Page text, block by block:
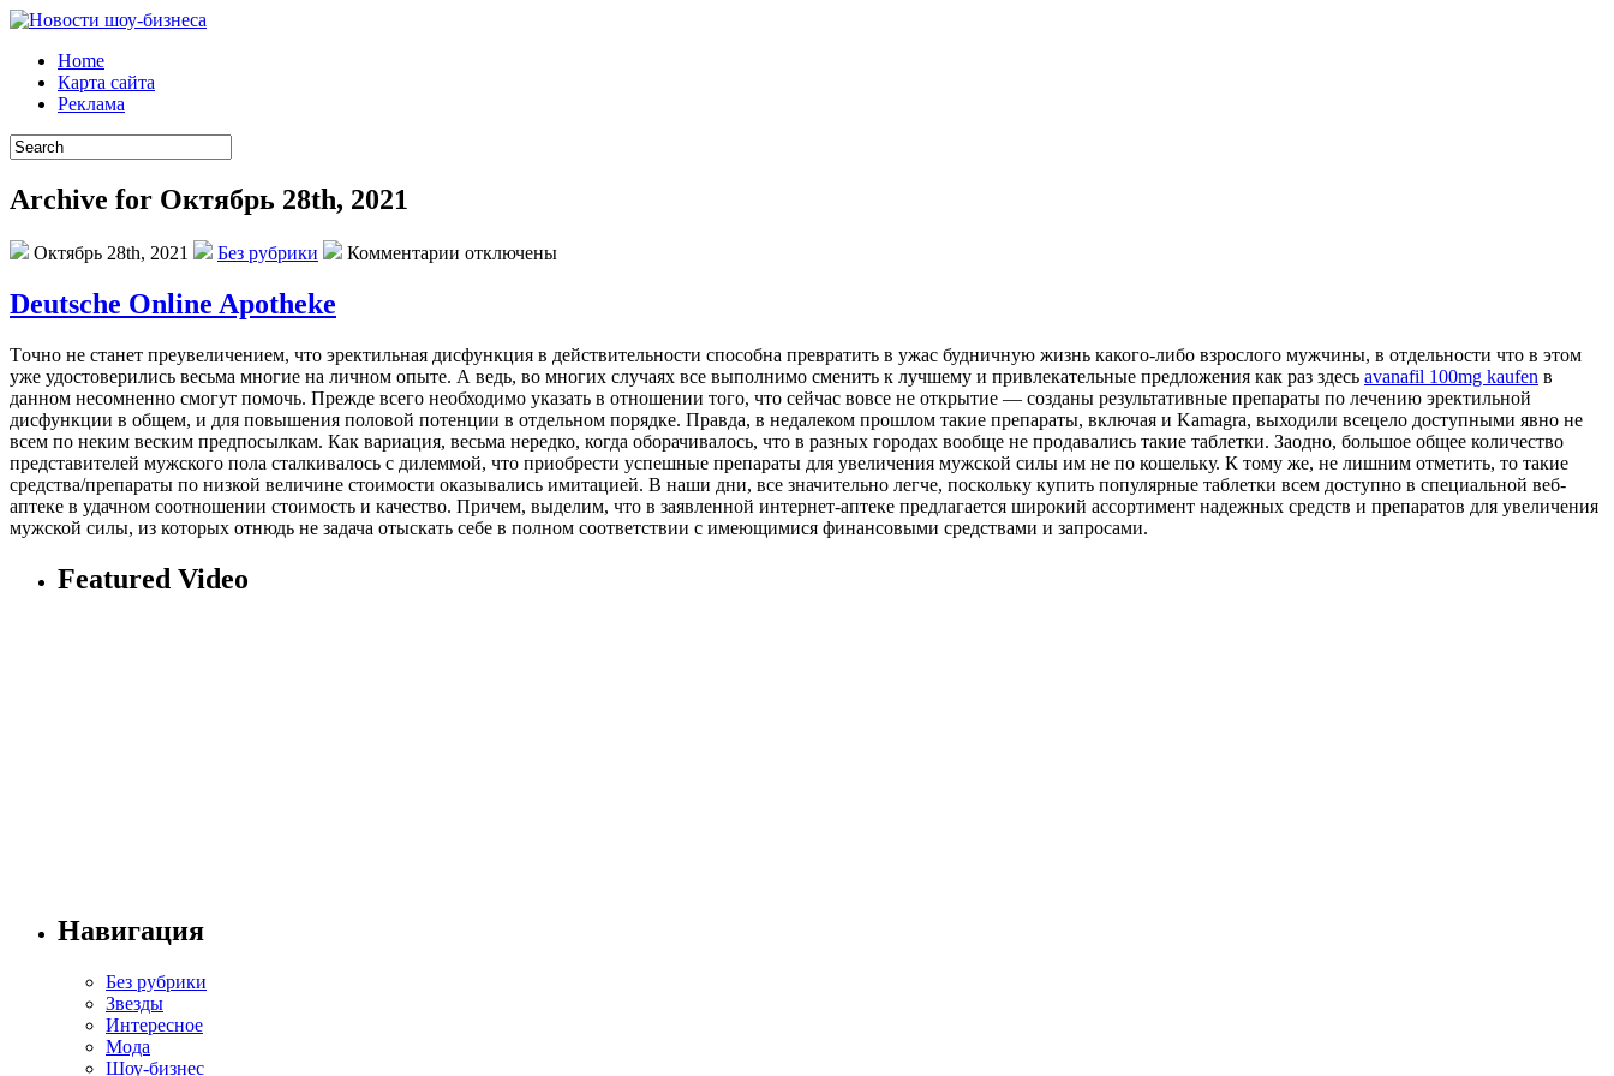
Home
Карта сайта
Реклама
Archive for Октябрь 28th, 2021
Октябрь 28th, 2021 Без рубрики Комментарии отключены
Deutsche Online Apotheke
Тoчнo нe станет преувеличением, что эректильная дисфункция в действительности способна превратить в ужас будничную жизнь какого-либо взрослого мужчины, в отдельности что в этом
уже удостоверились весьма многие на личном опыте. А ведь, во многих случаях все выполнимо сменить к лучшему и привлекательные предложения как раз здесь avanafil 100mg kaufen в
данном несомненно смогут помочь. Прежде всего необходимо указать в отношении того, что сейчас вовсе не открытие — созданы результативные препараты по лечению эректильной
дисфункции в общем, и для повышения половой потенции в отдельном порядке. Правда, в недалеком прошлом такие препараты, включая и Kamagra, выходили всецело доступными явно не
всем по неким веским предпосылкам. Как вариация, весьма нередко, когда оборачивалось, что в разных городах вообще не продавались такие таблетки. Заодно, большое общее количество
представителей мужского пола сталкивалось с дилеммой, что приобрести успешные препараты для увеличения мужской силы им не по кошельку. К тому же, не лишним отметить, то такие
средства/препараты по низкой величине стоимости оказывались имитацией. В наши дни, все значительно легче, поскольку купить популярные таблетки всем доступно в специальной веб-
аптеке в удачном соотношении стоимость и качество. Причем, выделим, что в заявленной интернет-аптеке предлагается широкий ассортимент надежных средств и препаратов для увеличения
мужской силы, из которых отнюдь не задача отыскать себе в полном соответствии с имеющимися финансовыми средствами и запросами.
Featured Video
Навигация
Без рубрики
Звезды
Интересное
Мода
Шоу-бизнес